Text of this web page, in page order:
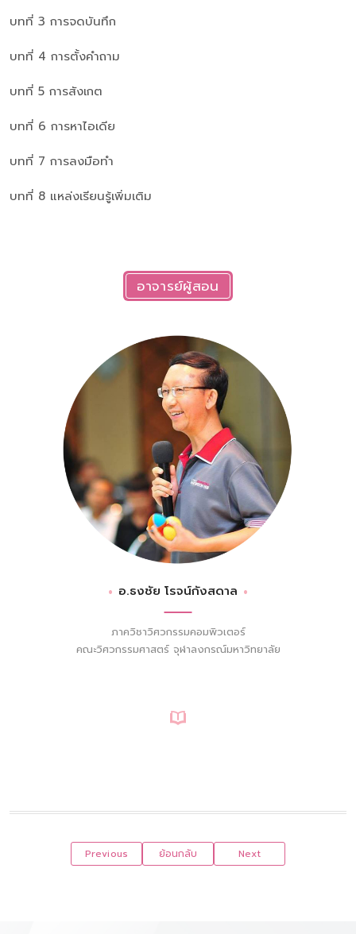
บทที่ 3 การจดบันทึก
บทที่ 4 การตั้งคำถาม
บทที่ 5 การสังเกต
บทที่ 6 การหาไอเดีย
บทที่ 7 การลงมือทำ
บทที่ 8 แหล่งเรียนรู้เพิ่มเติม
อาจารย์ผู้สอน
อ.ธงชัย โรจน์กังสดาล
ภาควิชาวิศวกรรมคอมพิวเตอร์
คณะวิศวกรรมศาสตร์ จุฬาลงกรณ์มหาวิทยาลัย
Previous ย้อนกลับ Next